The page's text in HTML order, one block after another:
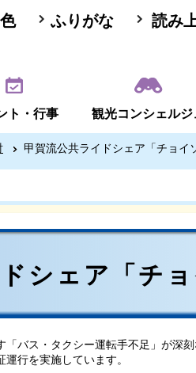
ふりがな 読み
ト・行事 観光コンシェルジ
甲賀流公共ライドシェア「チョイ
シェア「チ
バス・タクシー運転手不足」が深
行を実施しています。